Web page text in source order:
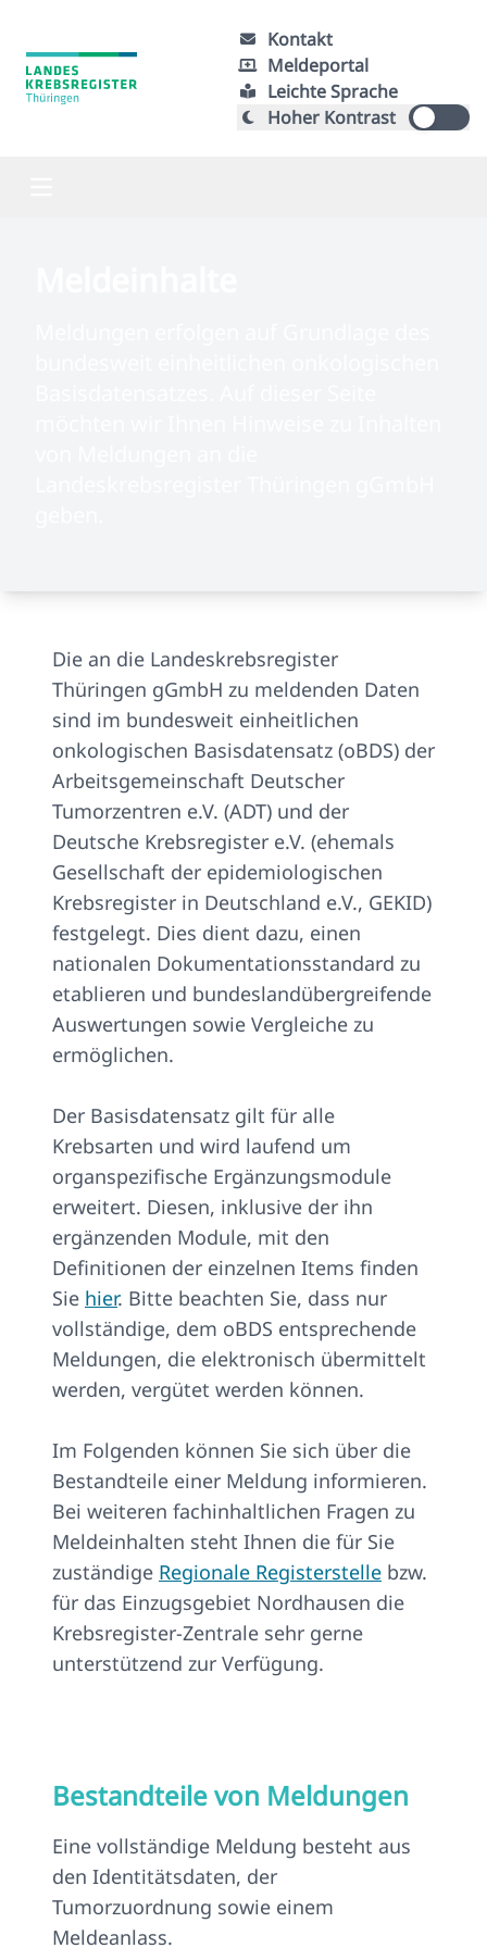
Kontakt
Meldeportal
Leichte Sprache
Hoher Kontrast
Die an die Landeskrebsregister
Thüringen gGmbH zu meldenden Daten
sind im bundesweit einheitlichen
onkologischen Basisdatensatz (oBDS) der
Arbeitsgemeinschaft Deutscher
Tumorzentren e.V. (ADT) und der
Deutsche Krebsregister e.V. (ehemals
Gesellschaft der epidemiologischen
Krebsregister in Deutschland e.V., GEKID)
festgelegt. Dies dient dazu, einen
nationalen Dokumentationsstandard zu
etablieren und bundeslandübergreifende
Auswertungen sowie Vergleiche zu
ermöglichen.
Der Basisdatensatz gilt für alle
Krebsarten und wird laufend um
organspezifische Ergänzungsmodule
erweitert. Diesen, inklusive der ihn
ergänzenden Module, mit den
Definitionen der einzelnen Items finden
Sie hier. Bitte beachten Sie, dass nur
vollständige, dem oBDS entsprechende
Meldungen, die elektronisch übermittelt
werden, vergütet werden können.
Im Folgenden können Sie sich über die
Bestandteile einer Meldung informieren.
Bei weiteren fachinhaltlichen Fragen zu
Meldeinhalten steht Ihnen die für Sie
zuständige Regionale Registerstelle bzw.
für das Einzugsgebiet Nordhausen die
Krebsregister-Zentrale sehr gerne
unterstützend zur Verfügung.
Bestandteile von Meldungen
Eine vollständige Meldung besteht aus
den Identitätsdaten, der
Tumorzuordnung sowie einem
Meldeanlass.